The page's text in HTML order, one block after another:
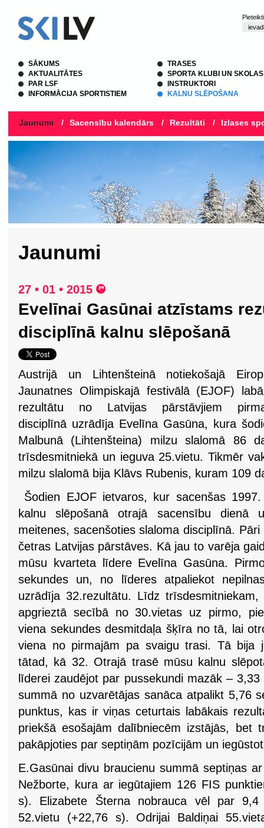
SĀKUMS
AKTUALITĀTES
PAR LSF
INFORMĀCIJA SPORTISTIEM
TRASES
SPORTA KLUBI UN SKOLAS
INSTRUKTORI
KALNU SLĒPOŠANA
Jaunumi / Sacensību kalendārs / Rezultāti / Izlases
Jaunumi
27 • 01 • 2015
Evelīnai Gasūnai atzīstams
disciplīnā kalnu slēpošanā
Austrijā un Lihtenšteinā notiekošajā
Jaunatnes Olimpiskajā festivālā (EJOF)
rezultātu no Latvijas pārstāvjiem
disciplīnā uzrādīja Evelīna Gasūna, kura
Malbunā (Lihtenšteina) milzu slalomā 86
trīsdesmitniekā un ieguva 25.vietu. Tikmēr
milzu slalomā bija Klāvs Rubenis, kuram 109
Šodien EJOF ietvaros, kur sacenšas
kalnu slēpošanā otrajā sacensību
meitenes, sacenšoties slaloma disciplīnā.
četras Latvijas pārstāves. Kā jau to varēja
mūsu kvarteta līdere Evelīna Gasūna.
sekundes un, no līderes atpaliekot
uzrādīja 32.rezultātu. Līdz
apgrieztā secībā no 30.vietas uz pirmo,
viena sekundes desmitdaļa šķīra no tā, lai
viena no pirmajām pa svaigu trasi. Tā bija
tātad, kā 32. Otrajā trasē mūsu kalnu
līderei zaudējot par pussekundi mazāk –
summā no uzvarētājas sanāca atpalikt 5,76
punktus, kas ir viņas ceturtais labākais
priekšā esošajām dalībniecēm izstājās, bet
pakāpjoties par septiņām pozīcijām un
E.Gasūnai divu braucienu summā septiņas
Nežborte, kura ar iegūtajiem 126 FIS
s). Elizabete Šterna nobrauca vēl par
52.vietu (+22,76 s). Odrijai Baldiņai